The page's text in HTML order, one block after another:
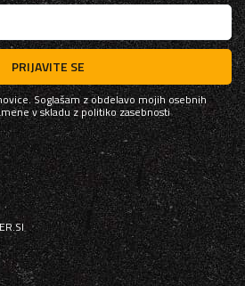
PRIJAVITE SE
Soglašam z obdelavo mojih osebnih
v skladu zpolitiko zasebnosti